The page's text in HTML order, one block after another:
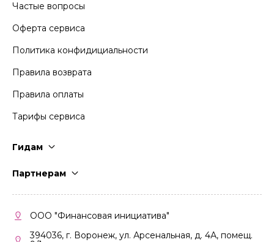
Частые вопросы
Оферта сервиса
Политика конфидициальности
Правила возврата
Правила оплаты
Тарифы сервиса
Гидам
Партнерам
Кабинет партнера
Правила участия
ООО "Финансовая инициатива"
394036, г. Воронеж, ул. Арсенальная, д. 4А, помещ.